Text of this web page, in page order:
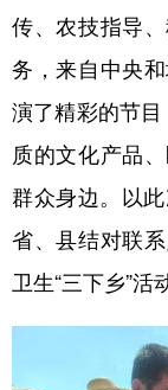
传、农技指导
务，来自中央
演了精彩的节
质的文化产品
群众身边。以
省、县结对联
卫生“三下乡”活